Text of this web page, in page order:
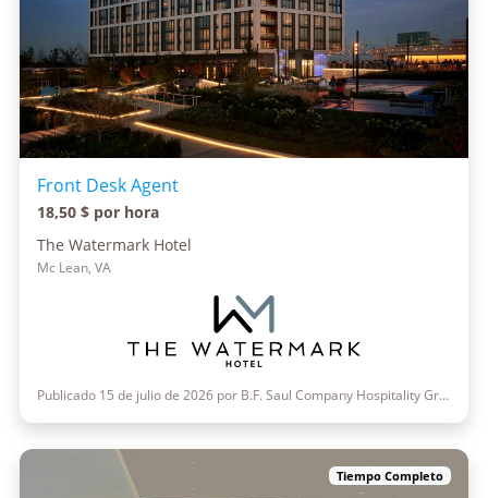
Front Desk Agent
18,50 $ por hora
The Watermark Hotel
Mc Lean, VA
Publicado 15 de julio de 2026 por B.F. Saul Company Hospitality Group
Tiempo Completo